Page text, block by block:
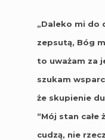
„Daleko mi do
zepsutą, Bóg
to uważam za
szukam
że skupienie
“Mój stan
cudzą, nie